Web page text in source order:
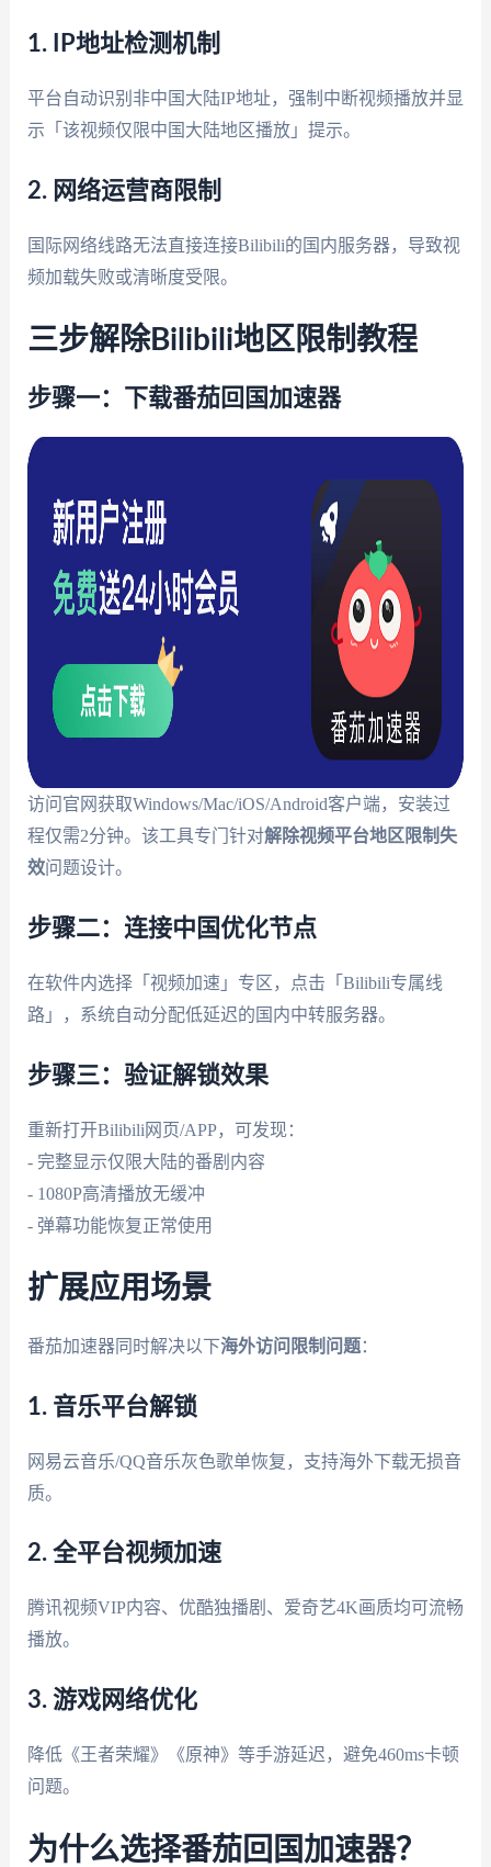
1. IP地址检测机制
平台自动识别非中国大陆IP地址，强制中断视频播放并显
示「该视频仅限中国大陆地区播放」提示。
2. 网络运营商限制
国际网络线路无法直接连接Bilibili的国内服务器，导致视
频加载失败或清晰度受限。
三步解除Bilibili地区限制教程
步骤一：下载番茄回国加速器
访问官网获取Windows/Mac/iOS/Android客户端，安装过
程仅需2分钟。该工具专门针对解除视频平台地区限制失
效问题设计。
步骤二：连接中国优化节点
在软件内选择「视频加速」专区，点击「Bilibili专属线
路」，系统自动分配低延迟的国内中转服务器。
步骤三：验证解锁效果
重新打开Bilibili网页/APP，可发现：
- 完整显示仅限大陆的番剧内容
- 1080P高清播放无缓冲
- 弹幕功能恢复正常使用
扩展应用场景
番茄加速器同时解决以下海外访问限制问题：
1. 音乐平台解锁
网易云音乐/QQ音乐灰色歌单恢复，支持海外下载无损音
质。
2. 全平台视频加速
腾讯视频VIP内容、优酷独播剧、爱奇艺4K画质均可流畅
播放。
3. 游戏网络优化
降低《王者荣耀》《原神》等手游延迟，避免460ms卡顿
问题。
为什么选择番茄回国加速器？